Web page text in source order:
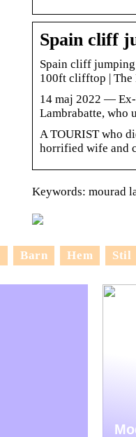
Spain cliff
Spain cliff jumping
100ft clifftop | The
14 maj 2022 —
Lambrabatte, who
A TOURIST who
horrified wife and
Keywords: mourad
Barn Hem Stil